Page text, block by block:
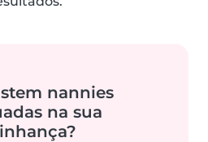
nannies
na sua